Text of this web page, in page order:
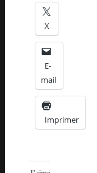
X
E-
mail
Imprimer